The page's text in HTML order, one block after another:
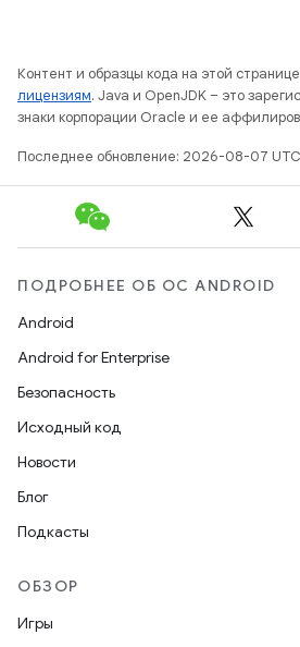
Контент и образцы кода на этой
лицензиям. Java и OpenJDK – это
знаки корпорации Oracle и ее
Последнее обновление: 2026-08-07
ПОДРОБНЕЕ ОБ ОС ANDROID
Android
Android for Enterprise
Безопасность
Исходный код
Новости
Блог
Подкасты
ОБЗОР
Игры